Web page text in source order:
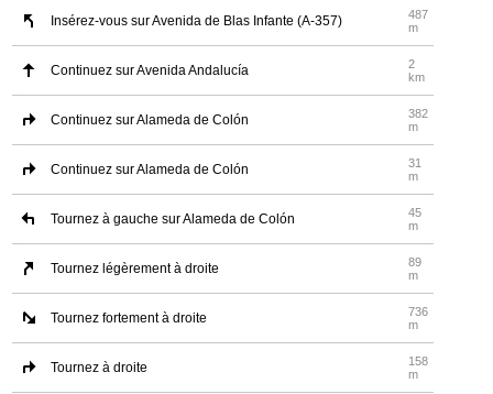
Insérez-vous sur Avenida de Blas Infante (A-357)
487
m
Continuez sur Avenida Andalucía
2
km
Continuez sur Alameda de Colón
382
m
Continuez sur Alameda de Colón
31
m
Tournez à gauche sur Alameda de Colón
45
m
Tournez légèrement à droite
89
m
Tournez fortement à droite
736
m
Tournez à droite
158
m